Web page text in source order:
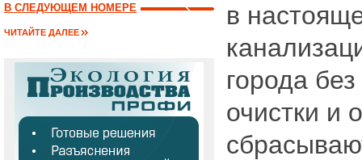
В СЛЕДУЮЩЕМ НОМЕРЕ
ЧИТАЙТЕ ДАЛЕЕ
в
города
очистки и